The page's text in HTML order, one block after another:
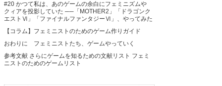
#20 かつて私は、あのゲームの余白にフェミニズムや
クィアを投影していた ──「MOTHER2」「ドラゴンク
エストⅥ」「ファイナルファンタジーⅥ」、やってみた
【コラム】フェミニストのためのゲーム作りガイド
おわりに フェミニストたち、ゲームやっていく
参考文献 さらにゲームを知るための文献リスト フェミ
ニストのためのゲームリスト